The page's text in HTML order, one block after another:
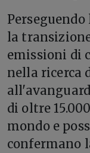
la
emissioni di
nella ricerca
di oltre
mondo e
confermano